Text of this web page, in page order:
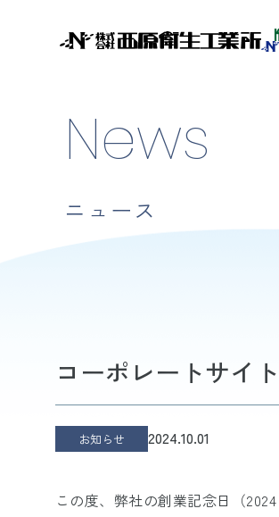
News
ニュース
コーポレートサイ
お知らせ 2024.10.01
この度、弊社の創業記念日（